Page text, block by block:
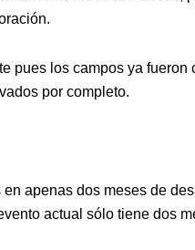
pues los campos ya
por completo.
apenas dos meses de
actual sólo tiene dos